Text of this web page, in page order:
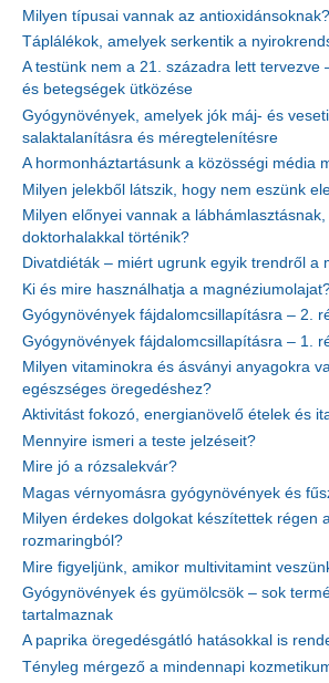
Milyen típusai vannak az antioxidánsoknak?
Táplálékok, amelyek serkentik a
A testünk nem a 21. századra lett tervezve
és betegségek ütközése
Gyógynövények, amelyek jók máj- és
salaktalanításra és méregtelenítésre
A hormonháztartásunk a közösségi média
Milyen jelekből látszik, hogy nem eszünk
Milyen előnyei vannak a
doktorhalakkal történik?
Divatdiéták – miért ugrunk egyik trendről a
Ki és mire használhatja a
Gyógynövények fájdalomcsillapításra – 2.
Gyógynövények fájdalomcsillapításra – 1.
Milyen vitaminokra és ásványi anyagokra
egészséges öregedéshez?
Aktivitást fokozó, energianövelő ételek és
Mennyire ismeri a teste jelzéseit?
Mire jó a rózsalekvár?
Magas vérnyomásra gyógynövények és
Milyen érdekes dolgokat készítettek régen
rozmaringból?
Mire figyeljünk, amikor multivitamint
Gyógynövények és gyümölcsök – sok
tartalmaznak
A paprika öregedésgátló hatásokkal is
Tényleg mérgező a mindennapi